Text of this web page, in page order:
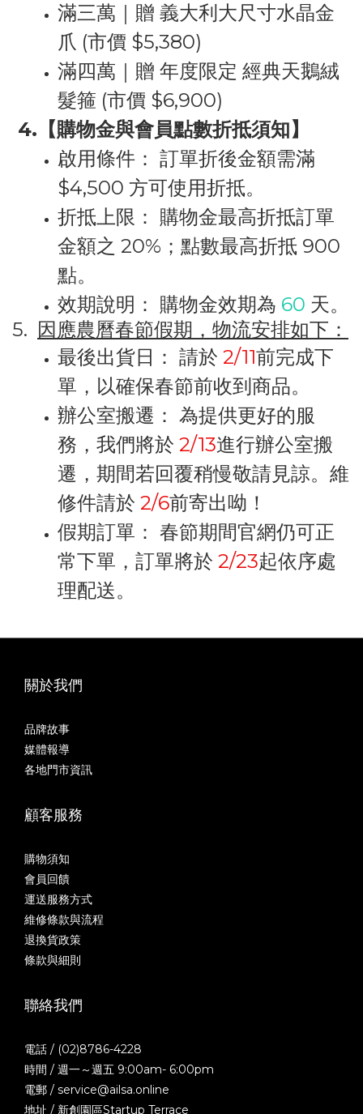
滿三萬｜贈 義大利大尺寸水晶金
爪 (市價 $5,380)
滿四萬｜贈 年度限定 經典天鵝絨
髮箍 (市價 $6,900)
4.【購物金與會員點數折抵須知】
啟用條件： 訂單折後金額需滿
$4,500 方可使用折抵。
折抵上限： 購物金最高折抵訂單
金額之 20% ；點數最高折抵 900
點。
效期說明： 購物金效期為 60 天。
5. 因應農曆春節假期，物流安排如下：
最後出貨日： 請於 2/11前完成下
單，以確保春節前收到商品。
辦公室搬遷： 為提供更好的服
務，我們將於 2/13進行辦公室搬
遷，期間若回覆稍慢敬請見諒。維
修件請於 2/6前寄出呦！
假期訂單： 春節期間官網仍可正
常下單，訂單將於 2/23起依序處
理配送。
關於我們
品牌故事
媒體報導
各地門市資訊
顧客服務
購物須知
會員回饋
運送服務方式
維修條款與流程
退換貨政策
條款與細則
聯絡我們
電話 / (02)8786-4228
時間 / 週一～週五 9:00am- 6:00pm
電郵 / service@ailsa.online
地址 / 新創園區Startup Terrace